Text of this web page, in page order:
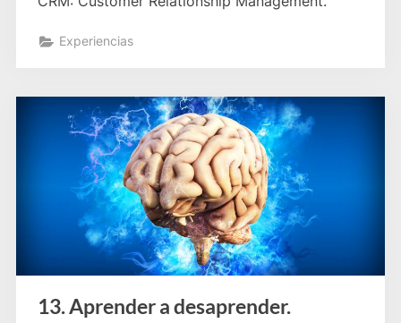
Experiencias
13. Aprender a desaprender.